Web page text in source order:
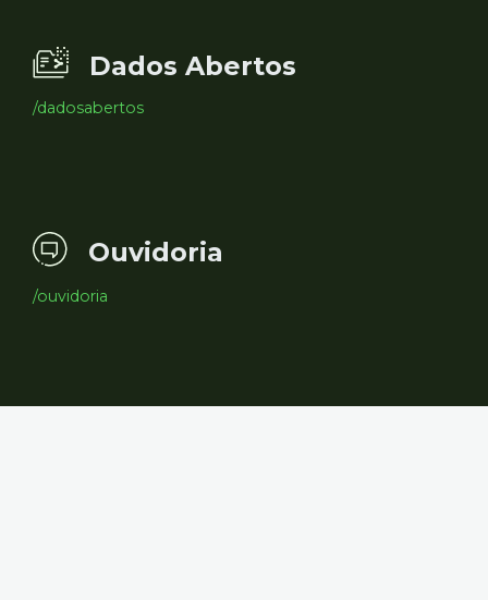
Dados Abertos
/dadosabertos
Ouvidoria
/ouvidoria